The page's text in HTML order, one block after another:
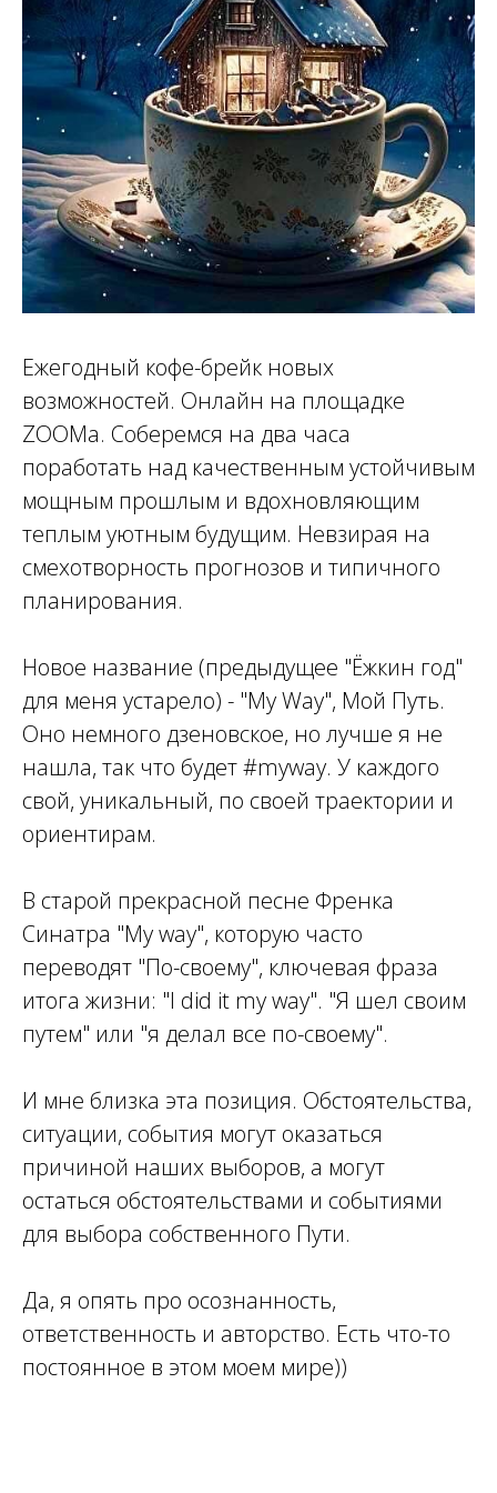
Ежегодный кофе-брейк новых
возможностей. Онлайн на площадке
ZOOMа. Соберемся на два часа
поработать над качественным устойчивым
мощным прошлым и вдохновляющим
теплым уютным будущим. Невзирая на
смехотворность прогнозов и типичного
планирования.
Новое название (предыдущее "Ёжкин год"
для меня устарело) - "My Way", Мой Путь.
Оно немного дзеновское, но лучше я не
нашла, так что будет #myway. У каждого
свой, уникальный, по своей траектории и
ориентирам.
В старой прекрасной песне Френка
Синатра "My way", которую часто
переводят "По-своему", ключевая фраза
итога жизни: "I did it my way". "Я шел своим
путем" или "я делал все по-своему".
И мне близка эта позиция. Обстоятельства,
ситуации, события могут оказаться
причиной наших выборов, а могут
остаться обстоятельствами и событиями
для выбора собственного Пути.
Да, я опять про осознанность,
ответственность и авторство. Есть что-то
постоянное в этом моем мире))